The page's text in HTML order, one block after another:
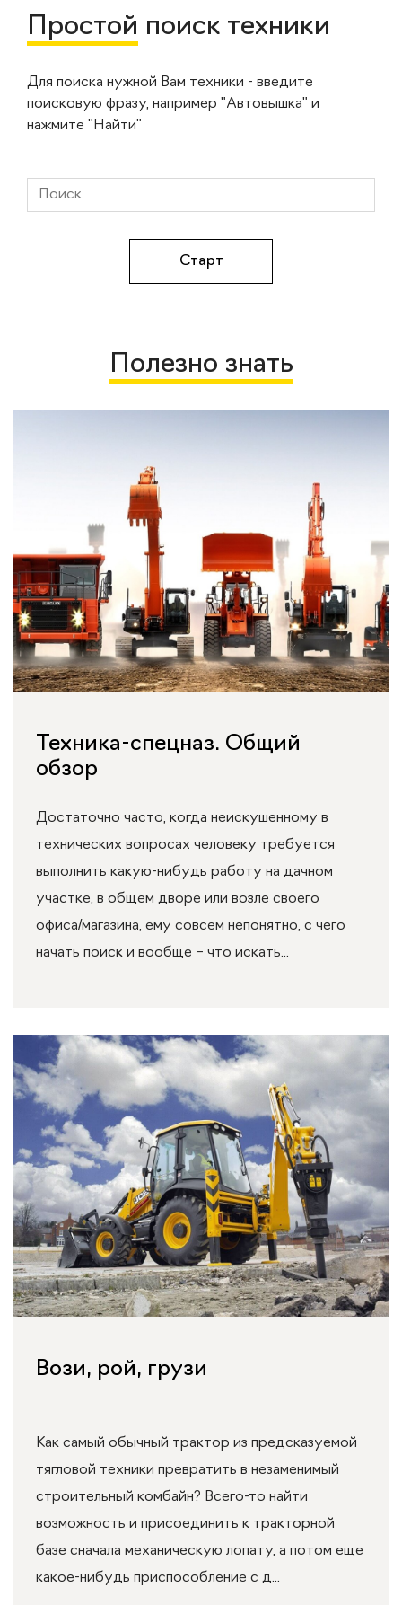
Простой поиск техники
Для поиска нужной Вам техники - введите
поисковую фразу, например "Автовышка" и
нажмите "Найти"
Полезно знать
Техника-спецназ. Общий
обзор
Достаточно часто, когда неискушенному в
технических вопросах человеку требуется
выполнить какую-нибудь работу на дачном
участке, в общем дворе или возле своего
офиса/магазина, ему совсем непонятно, с чего
начать поиск и вообще – что искать...
Вози, рой, грузи
Как самый обычный трактор из предсказуемой
тягловой техники превратить в незаменимый
строительный комбайн? Всего-то найти
возможность и присоединить к тракторной
базе сначала механическую лопату, а потом еще
какое-нибудь приспособление с д...